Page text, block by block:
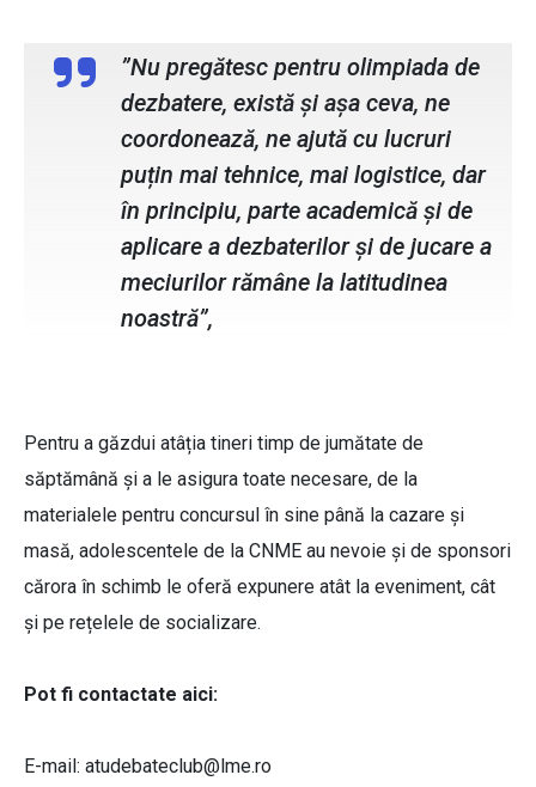
”Nu pregătesc pentru olimpiada de
dezbatere, există și așa ceva, ne
coordonează, ne ajută cu lucruri
puțin mai tehnice, mai logistice, dar
în principiu, parte academică și de
aplicare a dezbaterilor și de jucare a
meciurilor rămâne la latitudinea
noastră”,
Pentru a găzdui atâția tineri timp de jumătate de
săptămână și a le asigura toate necesare, de la
materialele pentru concursul în sine până la cazare și
masă, adolescentele de la CNME au nevoie și de sponsori
cărora în schimb le oferă expunere atât la eveniment, cât
și pe rețelele de socializare.
Pot fi contactate aici:
E-mail: atudebateclub@lme.ro